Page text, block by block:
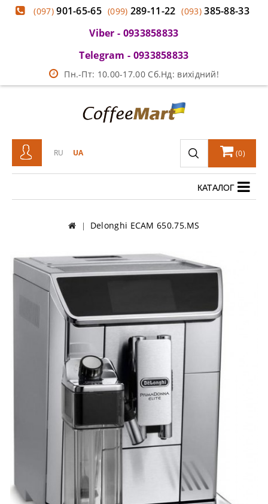
(097)901-65-65 (099) 289-11-22 (093)385-88-33
Viber - 0933858833
Telegram - 0933858833
Пн.-Пт: 10.00-17.00 Сб.Нд: вихідний!
RU UA (0)
КАТАЛОГ
Delonghi ECAM 650.75.MS